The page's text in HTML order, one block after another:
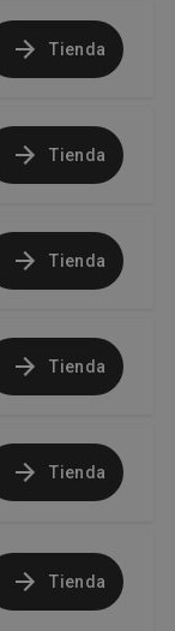
Tienda
Tienda
Tienda
Tienda
Tienda
Tienda